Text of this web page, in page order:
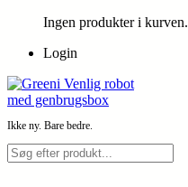
Ingen produkter i kurven.
Login
Ikke ny. Bare bedre.